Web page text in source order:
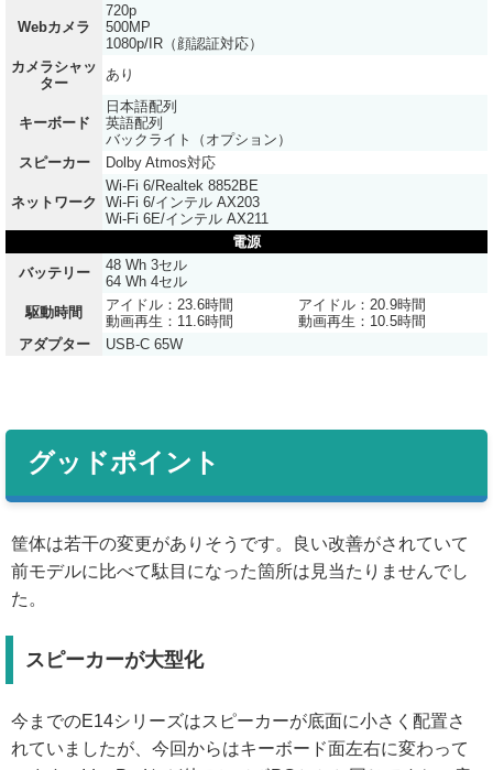
Webカメラ
720p
500MP
1080p/IR（顔認証対応）
カメラシャッ
ター
あり
キーボード
日本語配列
英語配列
バックライト（オプション）
スピーカー
Dolby Atmos対応
ネットワーク
Wi-Fi 6/Realtek 8852BE
Wi-Fi 6/インテル AX203
Wi-Fi 6E/インテル AX211
電源
バッテリー
48 Wh 3セル
64 Wh 4セル
駆動時間
アイドル：23.6時間
動画再生：11.6時間
アイドル：20.9時間
動画再生：10.5時間
アダプター
USB-C 65W
グッドポイント
筐体は若干の変更がありそうです。良い改善がされていて
前モデルに比べて駄目になった箇所は見当たりませんでし
た。
スピーカーが大型化
今までのE14シリーズはスピーカーが底面に小さく配置さ
れていましたが、今回からはキーボード面左右に変わって